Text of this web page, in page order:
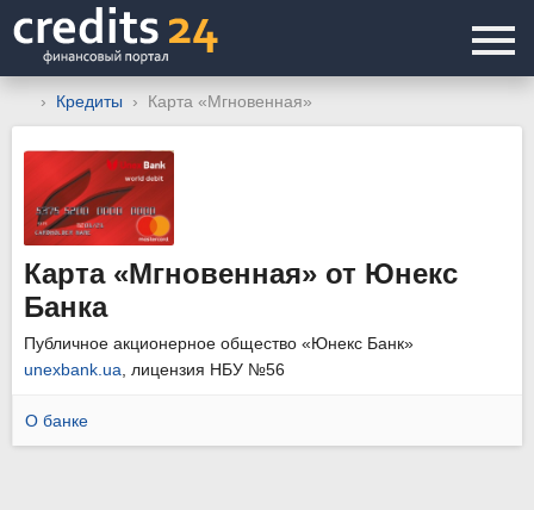
Кредиты Карта «Мгновенная»
Карта «Мгновенная» от Юнекс
Банка
Публичное акционерное общество «Юнекс Банк»
unexbank.ua , лицензия НБУ №56
О банке